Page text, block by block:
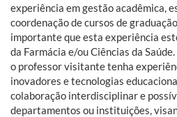
experiência em gestão acadêmica,
coordenação de cursos de
importante que esta experiência
da Farmácia e/ou Ciências da
o professor visitante tenha
inovadores e tecnologias
colaboração interdisciplinar e
departamentos ou instituições,